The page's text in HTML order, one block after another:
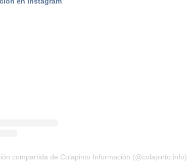
compartida de Colapinto Información (@colapinto.info)